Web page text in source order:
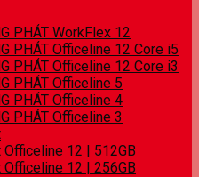
PHÁT WorkFlex 12
PHÁT Officeline 12 Core i5
PHÁT Officeline 12 Core i3
PHÁT Officeline 5
PHÁT Officeline 4
PHÁT Officeline 3
Officeline 12 | 512GB
Officeline 12 | 256GB